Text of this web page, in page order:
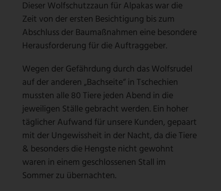
Dieser Wolfschutzzaun für Alpakas war die
Zeit von der ersten Besichtigung bis zum
Abschluss der Baumaßnahmen eine besondere
Herausforderung für die Auftraggeber.
Wegen der Gefährdung durch das Wolfsrudel
auf der anderen „Bachseite“ in Tschechien
mussten alle 80 Tiere jeden Abend in die
jeweiligen Ställe gebracht werden. Ein hoher
täglicher Aufwand für unsere Kunden, gepaart
mit der Ungewissheit in der Nacht, da die Tiere
& besonders die Hengste nicht gewohnt
waren in einem geschlossenen Stall im
Sommer zu übernachten.